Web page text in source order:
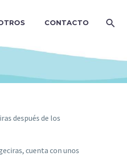
CONTACTO
después de los
cuenta con unos